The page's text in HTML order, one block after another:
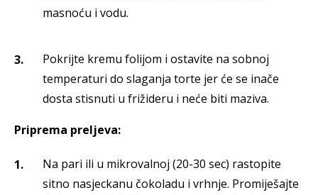
masnoću i vodu.
Pokrijte kremu folijom i ostavite na sobnoj
temperaturi do slaganja torte jer će se inače
dosta stisnuti u frižideru i neće biti maziva.
Priprema preljeva:
Na pari ili u mikrovalnoj (20-30 sec) rastopite
sitno nasjeckanu čokoladu i vrhnje. Promiješajte